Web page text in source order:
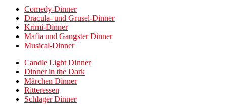
Comedy-Dinner
Dracula- und Grusel-Dinner
Krimi-Dinner
Mafia und Gangster Dinner
Musical-Dinner
Candle Light Dinner
Dinner in the Dark
Märchen Dinner
Ritteressen
Schlager Dinner